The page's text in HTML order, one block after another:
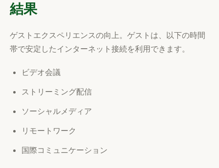
結果
ゲストエクスペリエンスの向上。ゲストは、以下の時間
帯で安定したインターネット接続を利用できます。
ビデオ会議
ストリーミング配信
ソーシャルメディア
リモートワーク
国際コミュニケーション